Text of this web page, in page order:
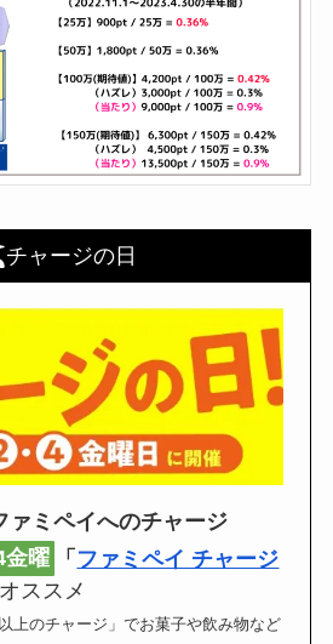
チャージの日
ァミペイへのチャージ
金曜
「 ファミペイ チャージ
ススメ
上のチャージ」でお菓子や飲み物など